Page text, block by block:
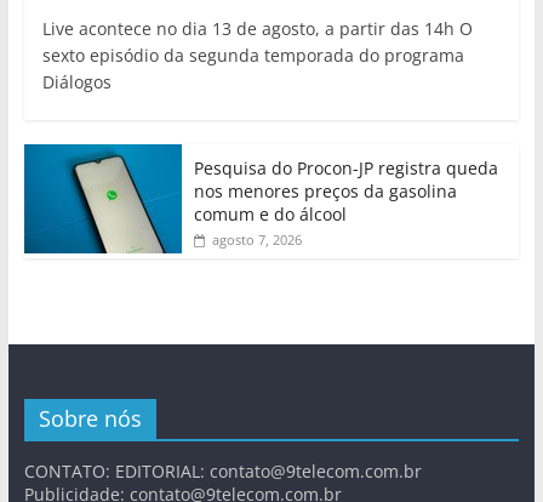
Live acontece no dia 13 de agosto, a partir das 14h O
sexto episódio da segunda temporada do programa
Diálogos
Pesquisa do Procon-JP registra queda
nos menores preços da gasolina
comum e do álcool
agosto 7, 2026
Sobre nós
CONTATO: EDITORIAL: contato@9telecom.com.br
Publicidade: contato@9telecom.com.br